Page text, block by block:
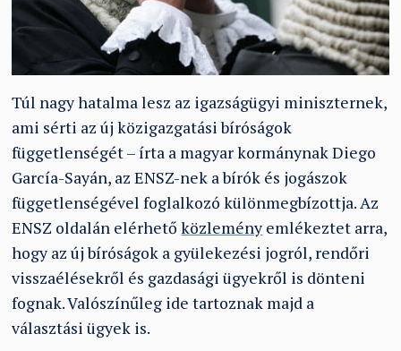
Túl nagy hatalma lesz az igazságügyi miniszternek,
ami sérti az új közigazgatási bíróságok
függetlenségét – írta a magyar kormánynak Diego
García-Sayán, az ENSZ-nek a bírók és jogászok
függetlenségével foglalkozó különmegbízottja. Az
ENSZ oldalán elérhetőközlemény emlékeztet arra,
hogy az új bíróságok a gyülekezési jogról, rendőri
visszaélésekről és gazdasági ügyekről is dönteni
fognak. Valószínűleg ide tartoznak majd a
választási ügyek is.